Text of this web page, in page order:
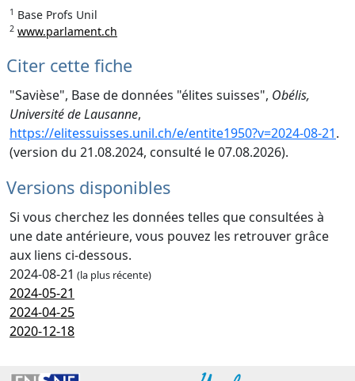
1 Base Profs Unil
2 www.parlament.ch
Citer cette fiche
"Savièse", Base de données "élites suisses", Obélis,
Université de Lausanne,
https://elitessuisses.unil.ch/e/entite1950?v=2024-08-21.
(version du 21.08.2024, consulté le 07.08.2026).
Versions disponibles
Si vous cherchez les données telles que consultées à
une date antérieure, vous pouvez les retrouver grâce
aux liens ci-dessous.
2024-08-21 (la plus récente)
2024-05-21
2024-04-25
2020-12-18